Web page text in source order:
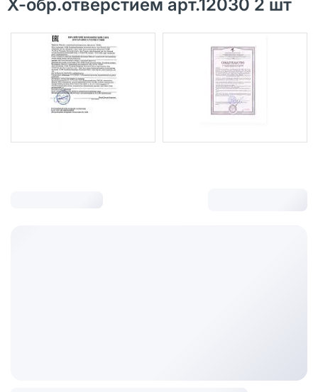
Х-обр.отверстием арт.12030 2 шт